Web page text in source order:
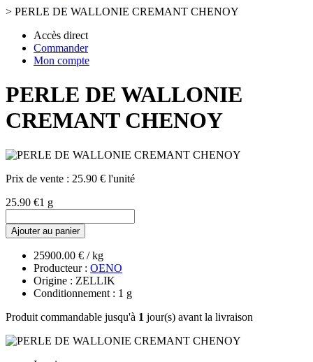
> PERLE DE WALLONIE CREMANT CHENOY
Accès direct
Commander
Mon compte
PERLE DE WALLONIE
CREMANT CHENOY
Prix de vente : 25.90 € l'unité
25.90 €1 g
Ajouter au panier
25900.00 € / kg
Producteur : OENO
Origine : ZELLIK
Conditionnement : 1 g
Produit commandable jusqu'à 1 jour(s) avant la livraison